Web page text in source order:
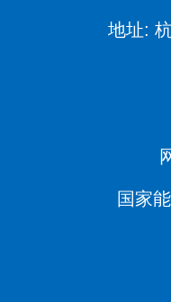
地址:
国家